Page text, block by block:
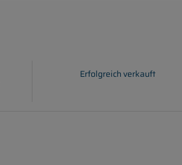
Erfolgreich verkauft